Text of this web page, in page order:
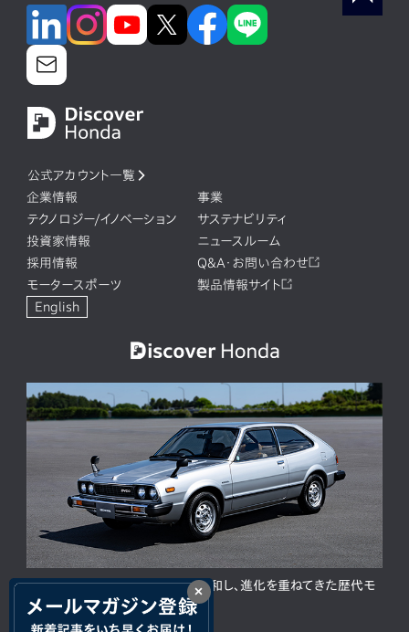
×
公式アカウント一覧
企業情報
事業
テクノロジー/イノベーション
サステナビリティ
投資家情報
ニュースルーム
採用情報
Q&A・お問い合わせ
モータースポーツ
製品情報サイト
English
ACCORD 50周年。人と時代に調和し、進化を重ねてきた歴代モ
デルの歩み